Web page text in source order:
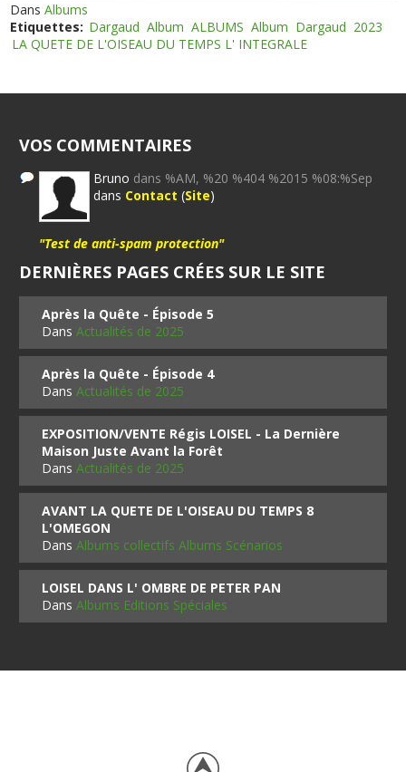
DansAlbums
Etiquettes: Dargaud Album ALBUMS Album Dargaud 2023
LA QUETE DE L'OISEAU DU TEMPS L' INTEGRALE
VOS COMMENTAIRES
Bruno dans %AM, %20 %404 %2015 %08:%Sep
dans Contact (Site)
"Test de anti-spam protection"
DERNIÈRES PAGES CRÉES SUR LE SITE
Après la Quête - Épisode 5
DansActualités de 2025
Après la Quête - Épisode 4
DansActualités de 2025
EXPOSITION/VENTE Régis LOISEL - La Dernière
Maison Juste Avant la Forêt
DansActualités de 2025
AVANT LA QUETE DE L'OISEAU DU TEMPS 8
L'OMEGON
DansAlbums collectifs Albums Scénarios
LOISEL DANS L' OMBRE DE PETER PAN
DansAlbums Editions Spéciales